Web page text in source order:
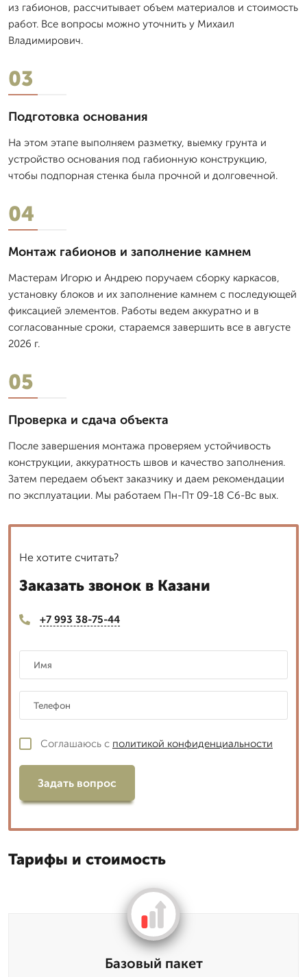
из габионов, рассчитывает объем материалов и стоимость
работ. Все вопросы можно уточнить у Михаил
Владимирович.
03
Подготовка основания
На этом этапе выполняем разметку, выемку грунта и
устройство основания под габионную конструкцию,
чтобы подпорная стенка была прочной и долговечной.
04
Монтаж габионов и заполнение камнем
Мастерам Игорю и Андрею поручаем сборку каркасов,
установку блоков и их заполнение камнем с последующей
фиксацией элементов. Работы ведем аккуратно и в
согласованные сроки, стараемся завершить все в августе
2026 г.
05
Проверка и сдача объекта
После завершения монтажа проверяем устойчивость
конструкции, аккуратность швов и качество заполнения.
Затем передаем объект заказчику и даем рекомендации
по эксплуатации. Мы работаем Пн-Пт 09-18 Сб-Вс вых.
Не хотите считать?
Заказать звонок в Казани
+7 993 38-75-44
Соглашаюсь с политикой конфиденциальности
Задать вопрос
Тарифы и стоимость
Базовый пакет